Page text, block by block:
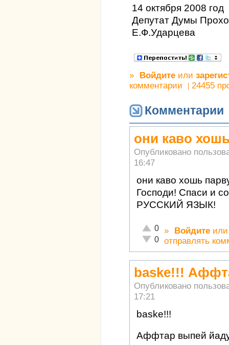
14 октября 2008 год
Депутат Думы
Е.Ф.Ударцева
» Войдите или
комментарии
24455
Комментарии
они каво
Опубликовано
16:47
они каво хошь
Господи! Спаси и
РУССКИЙ ЯЗЫК!
Отлично!
0
Неадекватно!
0
» Войдите
отправлять
baske!!!
Опубликовано
17:21
baske!!!
Аффтар выпей